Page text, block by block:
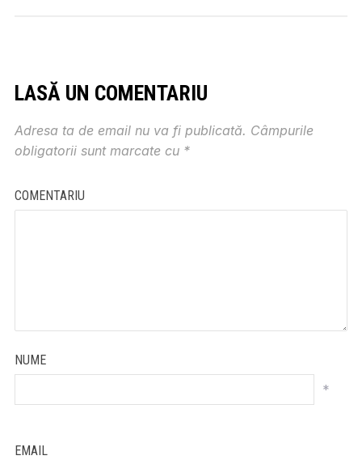
LASĂ UN COMENTARIU
Adresa ta de email nu va fi publicată. Câmpurile
obligatorii sunt marcate cu *
COMENTARIU
NUME
*
EMAIL